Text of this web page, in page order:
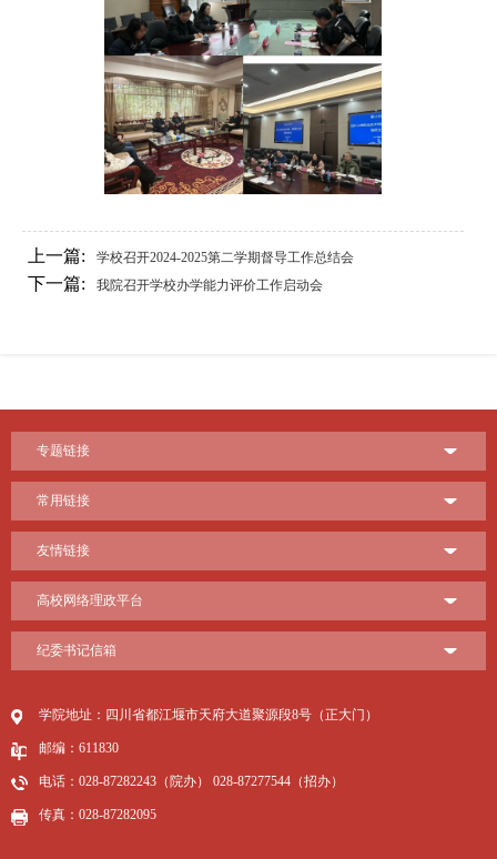
上一篇: 学校召开2024-2025第二学期督导工作总结会
下一篇: 我院召开学校办学能力评价工作启动会
专题链接
常用链接
友情链接
高校网络理政平台
纪委书记信箱
学院地址：四川省都江堰市天府大道聚源段8号（正大门）
邮编：611830
电话：028-87282243（院办） 028-87277544（招办）
传真：028-87282095